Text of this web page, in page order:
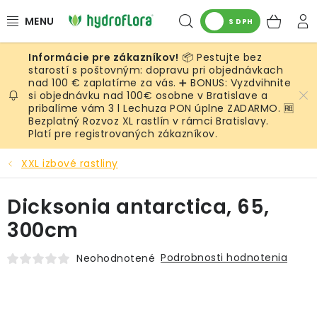
na
Hľadať
S DPH
RASTLINY
UMELÉ RASTLINY
KVETINÁČE
SUBSTRÁTY A PRÍSLUŠENSTVO
SERVIS INTERIÉROVEJ ZELENE
📦 Pestujte bez
starostí s poštovným: dopravu pri objednávkach
nad 100 € zaplatíme za vás. ➕ BONUS: Vyzdvihnite
si objednávku nad 100€ osobne v Bratislave a
pribalíme vám 3 l Lechuza PON úplne ZADARMO. 🆓
Bezplatný Rozvoz XL rastlín v rámci Bratislavy.
Platí pre registrovaných zákazníkov.
XXL izbové rastliny
Dicksonia antarctica, 65,
300cm
Neohodnotené Podrobnosti hodnotenia